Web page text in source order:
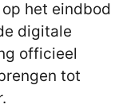
het eindbod
digitale
officieel
tot